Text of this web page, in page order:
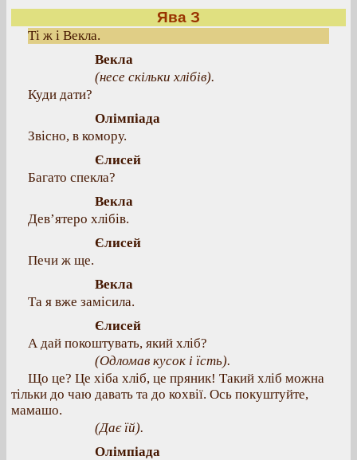
Ява З
Ті ж і Векла.
Векла
(несе скільки хлібів).
Куди дати?
Олімпіада
Звісно, в комору.
Єлисей
Багато спекла?
Векла
Дев’ятеро хлібів.
Єлисей
Печи ж ще.
Векла
Та я вже замісила.
Єлисей
А дай покоштувать, який хліб?
(Одломав кусок і їсть).
Що це? Це хіба хліб, це пряник! Такий хліб можна
тільки до чаю давать та до кохвії. Ось покуштуйте,
мамашо.
(Дає їй).
Олімпіада